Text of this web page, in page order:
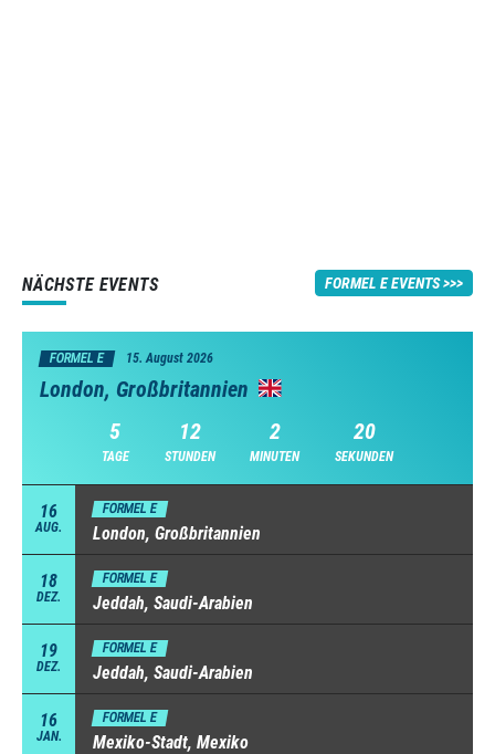
NÄCHSTE EVENTS FORMEL E EVENTS
FORMEL E 15. August 2026
London, Großbritannien
5
TAGE
12
STUNDEN
2
MINUTEN
19
SEKUNDEN
16
AUG.
FORMEL E
London, Großbritannien
18
DEZ.
FORMEL E
Jeddah, Saudi-Arabien
19
DEZ.
FORMEL E
Jeddah, Saudi-Arabien
16
JAN.
FORMEL E
Mexiko-Stadt, Mexiko